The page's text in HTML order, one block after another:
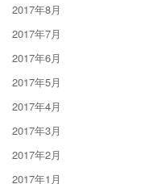
2017年8月
2017年7月
2017年6月
2017年5月
2017年4月
2017年3月
2017年2月
2017年1月